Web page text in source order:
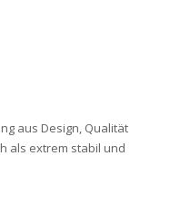
aus Design, Qualität
als extrem stabil und